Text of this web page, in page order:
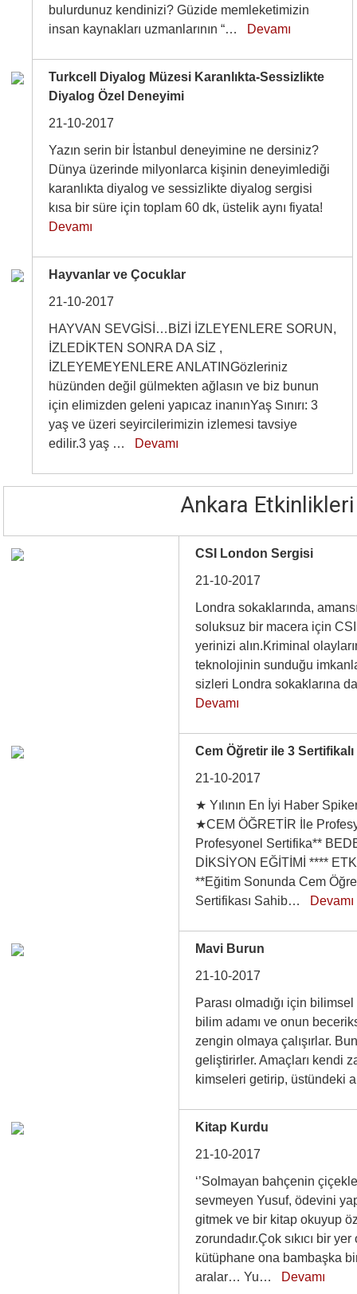
bulurdunuz kendinizi? Güzide memleketimizin
insan kaynakları uzmanlarının “… Devamı
Turkcell Diyalog Müzesi Karanlıkta-Sessizlikte
Diyalog Özel Deneyimi
21-10-2017
Yazın serin bir İstanbul deneyimine ne dersiniz?
Dünya üzerinde milyonlarca kişinin deneyimlediği
karanlıkta diyalog ve sessizlikte diyalog sergisi
kısa bir süre için toplam 60 dk, üstelik aynı fiyata!
Devamı
Hayvanlar ve Çocuklar
21-10-2017
HAYVAN SEVGİSİ…BİZİ İZLEYENLERE SORUN,
İZLEDİKTEN SONRA DA SİZ ,
İZLEYEMEYENLERE ANLATINGözleriniz
hüzünden değil gülmekten ağlasın ve biz bunun
için elimizden geleni yapıcaz inanınYaş Sınırı: 3
yaş ve üzeri seyircilerimizin izlemesi tavsiye
edilir.3 yaş … Devamı
Ankara Etkinlikleri
CSI London Sergisi
21-10-2017
Londra sokaklarında,
soluksuz bir macera için
yerinizi alın.Kriminal
teknolojinin sunduğu
sizleri Londra sokaklarına
Devamı
Cem Öğretir ile 3
21-10-2017
★ Yılının En İyi Haber
★CEM ÖĞRETİR İle
Profesyonel Sertifika**
DİKSİYON EĞİTİMİ ****
**Eğitim Sonunda Cem
Sertifikası Sahib… Devamı
Mavi Burun
21-10-2017
Parası olmadığı için
bilim adamı ve onun
zengin olmaya çalışırlar.
geliştirirler. Amaçları kendi
kimseleri getirip,
Kitap Kurdu
21-10-2017
‘’Solmayan bahçenin
sevmeyen Yusuf, ödevini
gitmek ve bir kitap okuyup
zorundadır.Çok sıkıcı bir
kütüphane ona bambaşka bir
aralar… Yu… Devamı